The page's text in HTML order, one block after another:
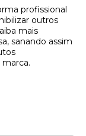
profissional
outros
mais
sanando assim